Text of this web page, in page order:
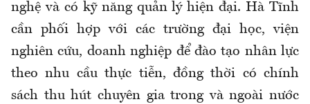
nghệ và có kỹ năng quản lý hiện đại. Hà Tĩnh
cần phối hợp với các trường đại học, viện
nghiên cứu, doanh nghiệp để đào tạo nhân lực
theo nhu cầu thực tiễn, đồng thời có chính
sách thu hút chuyên gia trong và ngoài nước